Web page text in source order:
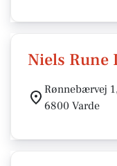
Niels Rune
Rønnebærvej
6800 Varde